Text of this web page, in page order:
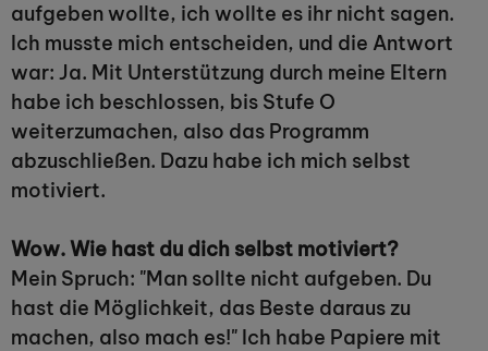
aufgeben wollte, ich wollte es ihr nicht sagen.
Ich musste mich entscheiden, und die Antwort
war: Ja. Mit Unterstützung durch meine Eltern
habe ich beschlossen, bis Stufe O
weiterzumachen, also das Programm
abzuschließen. Dazu habe ich mich selbst
motiviert.
Wow. Wie hast du dich selbst motiviert?
Mein Spruch: "Man sollte nicht aufgeben. Du
hast die Möglichkeit, das Beste daraus zu
machen, also mach es!" Ich habe Papiere mit